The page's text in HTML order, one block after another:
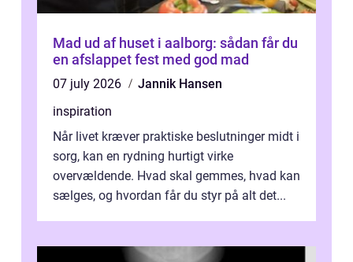
Mad ud af huset i aalborg: sådan får du
en afslappet fest med god mad
07 july 2026
Jannik Hansen
inspiration
Når livet kræver praktiske beslutninger midt i
sorg, kan en rydning hurtigt virke
overvældende. Hvad skal gemmes, hvad kan
sælges, og hvordan får du styr på alt det...